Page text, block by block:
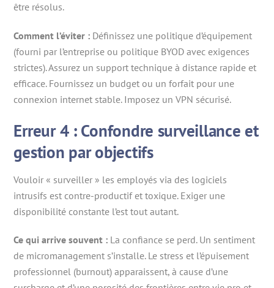
être résolus.
Comment l’éviter : Définissez une politique d’équipement
(fourni par l’entreprise ou politique BYOD avec exigences
strictes). Assurez un support technique à distance rapide et
efficace. Fournissez un budget ou un forfait pour une
connexion internet stable. Imposez un VPN sécurisé.
Erreur 4 : Confondre surveillance et
gestion par objectifs
Vouloir « surveiller » les employés via des logiciels
intrusifs est contre-productif et toxique. Exiger une
disponibilité constante l’est tout autant.
Ce qui arrive souvent : La confiance se perd. Un sentiment
de micromanagement s’installe. Le stress et l’épuisement
professionnel (burnout) apparaissent, à cause d’une